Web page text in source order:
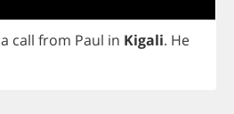
a call from Paul in Kigali. He